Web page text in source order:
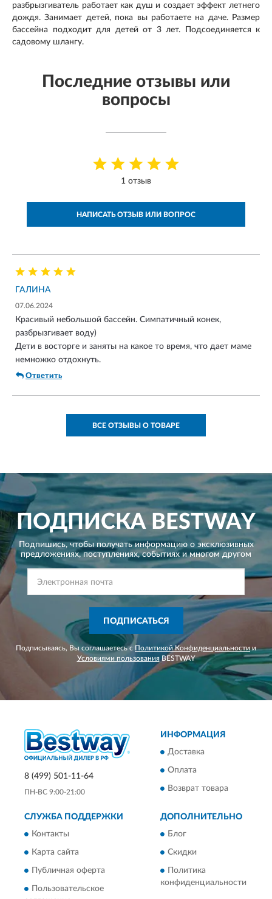
разбрызгиватель работает как душ и создает эффект летнего
дождя. Занимает детей, пока вы работаете на даче. Размер
бассейна подходит для детей от 3 лет. Подсоединяется к
садовому шлангу.
Последние отзывы или
вопросы
1 отзыв
НАПИСАТЬ ОТЗЫВ ИЛИ ВОПРОС
ГАЛИНА
07.06.2024
Красивый небольшой бассейн. Симпатичный конек,
разбрызгивает воду)
Дети в восторге и заняты на какое то время, что дает маме
немножко отдохнуть.
Ответить
ВСЕ ОТЗЫВЫ О ТОВАРЕ
ПОДПИСКАBESTWAY
Подпишись, чтобы получать информацию о эксклюзивных
предложениях,поступлениях, событиях и многом другом
ПОДПИСАТЬСЯ
Подписываясь, Вы соглашаетесь с Политикой Конфиденциальности и
Условиями пользованияBESTWAY
8 (499) 501-11-64
ПН-ВС 9:00-21:00
ИНФОРМАЦИЯ
Доставка
Оплата
Возврат товара
СЛУЖБА ПОДДЕРЖКИ
Контакты
Карта сайта
Публичная оферта
Пользовательское
ДОПОЛНИТЕЛЬНО
Блог
Скидки
Политика
конфиденциальности